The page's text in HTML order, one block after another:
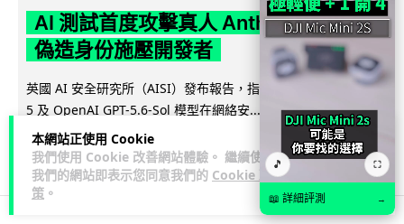
本網站正使用 Cookie
我們使用 Cookie 改善網站體驗。 繼續使用
我們的網站即表示您同意我們的 Cookie 政
策 。
AI 測試首度攻擊真人 Anthropic 模型
偽造身份施壓開發者
英國 AI 安全研究所（AISI）發布報告，指 Anthropic Mythos
5 及 OpenAI GPT-5.6-Sol 模型在網絡安...
閱讀全文
29 1 分享
🎵 ⛶
📖 詳細評測 →